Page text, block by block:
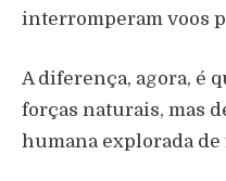
interromperam voos
A diferença, agora, é
forças naturais, mas
humana explorada